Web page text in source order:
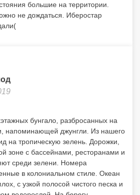
большие на территории.
не дождаться. Иберостар
бунгало, разбросанных на
напоминающей джунгли. Из нашего
на тропическую зелень. Дорожки,
зоне с бассейнами, ресторанами и
среди зелени. Номера
в колониальном стиле. Океан
с узкой полосой чистого песка и